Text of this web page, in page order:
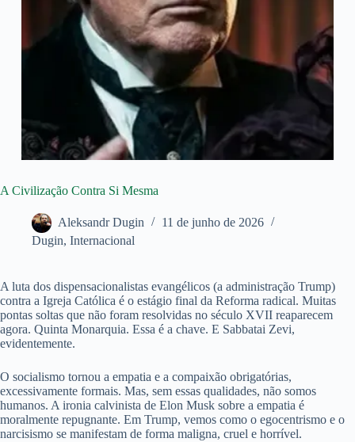
A Civilização Contra Si Mesma
Aleksandr Dugin
11 de junho de 2026
Dugin, Internacional
A luta dos dispensacionalistas evangélicos (a administração Trump)
contra a Igreja Católica é o estágio final da Reforma radical. Muitas
pontas soltas que não foram resolvidas no século XVII reaparecem
agora. Quinta Monarquia. Essa é a chave. E Sabbatai Zevi,
evidentemente.
O socialismo tornou a empatia e a compaixão obrigatórias,
excessivamente formais. Mas, sem essas qualidades, não somos
humanos. A ironia calvinista de Elon Musk sobre a empatia é
moralmente repugnante. Em Trump, vemos como o egocentrismo e o
narcisismo se manifestam de forma maligna, cruel e horrível.